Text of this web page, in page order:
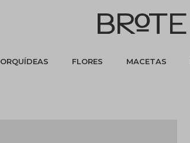
ORQUÍDEAS FLORES MACETAS